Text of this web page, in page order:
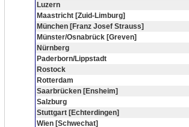
Luzern
Maastricht [Zuid-Limburg]
München [Franz Josef Strauss]
Münster/Osnabrück [Greven]
Nürnberg
Paderborn/Lippstadt
Rostock
Rotterdam
Saarbrücken [Ensheim]
Salzburg
Stuttgart [Echterdingen]
Wien [Schwechat]